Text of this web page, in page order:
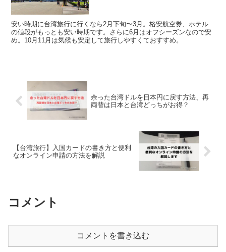
安い時期に台湾旅行に行くなら2月下旬〜3月。格安航空券、ホテル
の値段がもっとも安い時期です。さらに6月はオフシーズンなので安
め。10月11月は気候も安定して旅行しやすくておすすめ。
余った台湾ドルを日本円に戻す方法、再
両替は日本と台湾どっちがお得？
【台湾旅行】入国カードの書き方と便利
なオンライン申請の方法を解説
コメント
コメントを書き込む